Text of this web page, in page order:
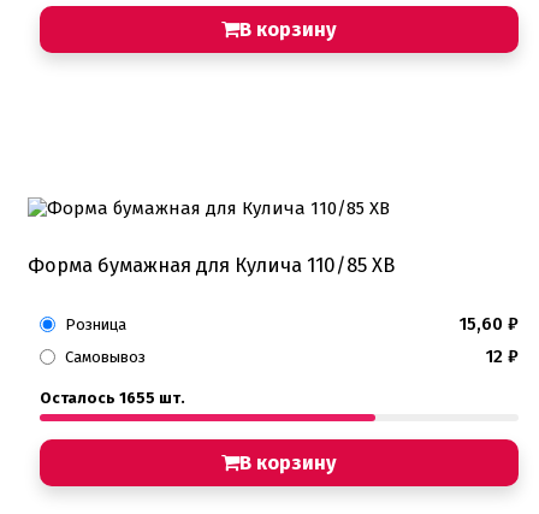
В корзину
Форма бумажная для Кулича 110/85 ХВ
Розница 15,60 ₽
Самовывоз 12 ₽
Осталось 1655 шт.
В корзину